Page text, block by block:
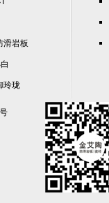
滑岩板
玲珑